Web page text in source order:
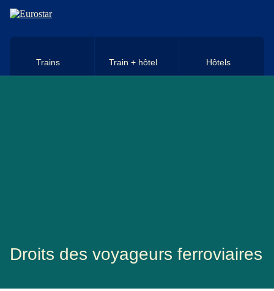
Aller au contenu principal
Trains Train + hôtel Hôtels
Droits des voyageurs ferroviaires